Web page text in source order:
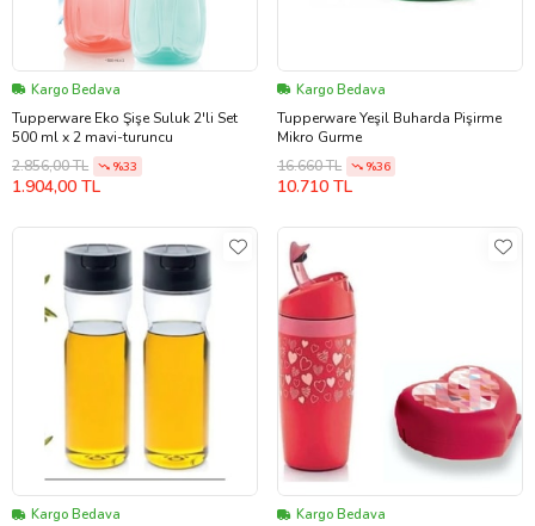
Kargo Bedava
Tupperware Eko Şişe Suluk 2'li Set
500 ml x 2 mavi-turuncu
2.856,00 TL
%33
1.904,00 TL
Kargo Bedava
Tupperware Yeşil Buharda Pişirme
Mikro Gurme
16.660 TL
%36
10.710 TL
Kargo Bedava Kargo Bedava